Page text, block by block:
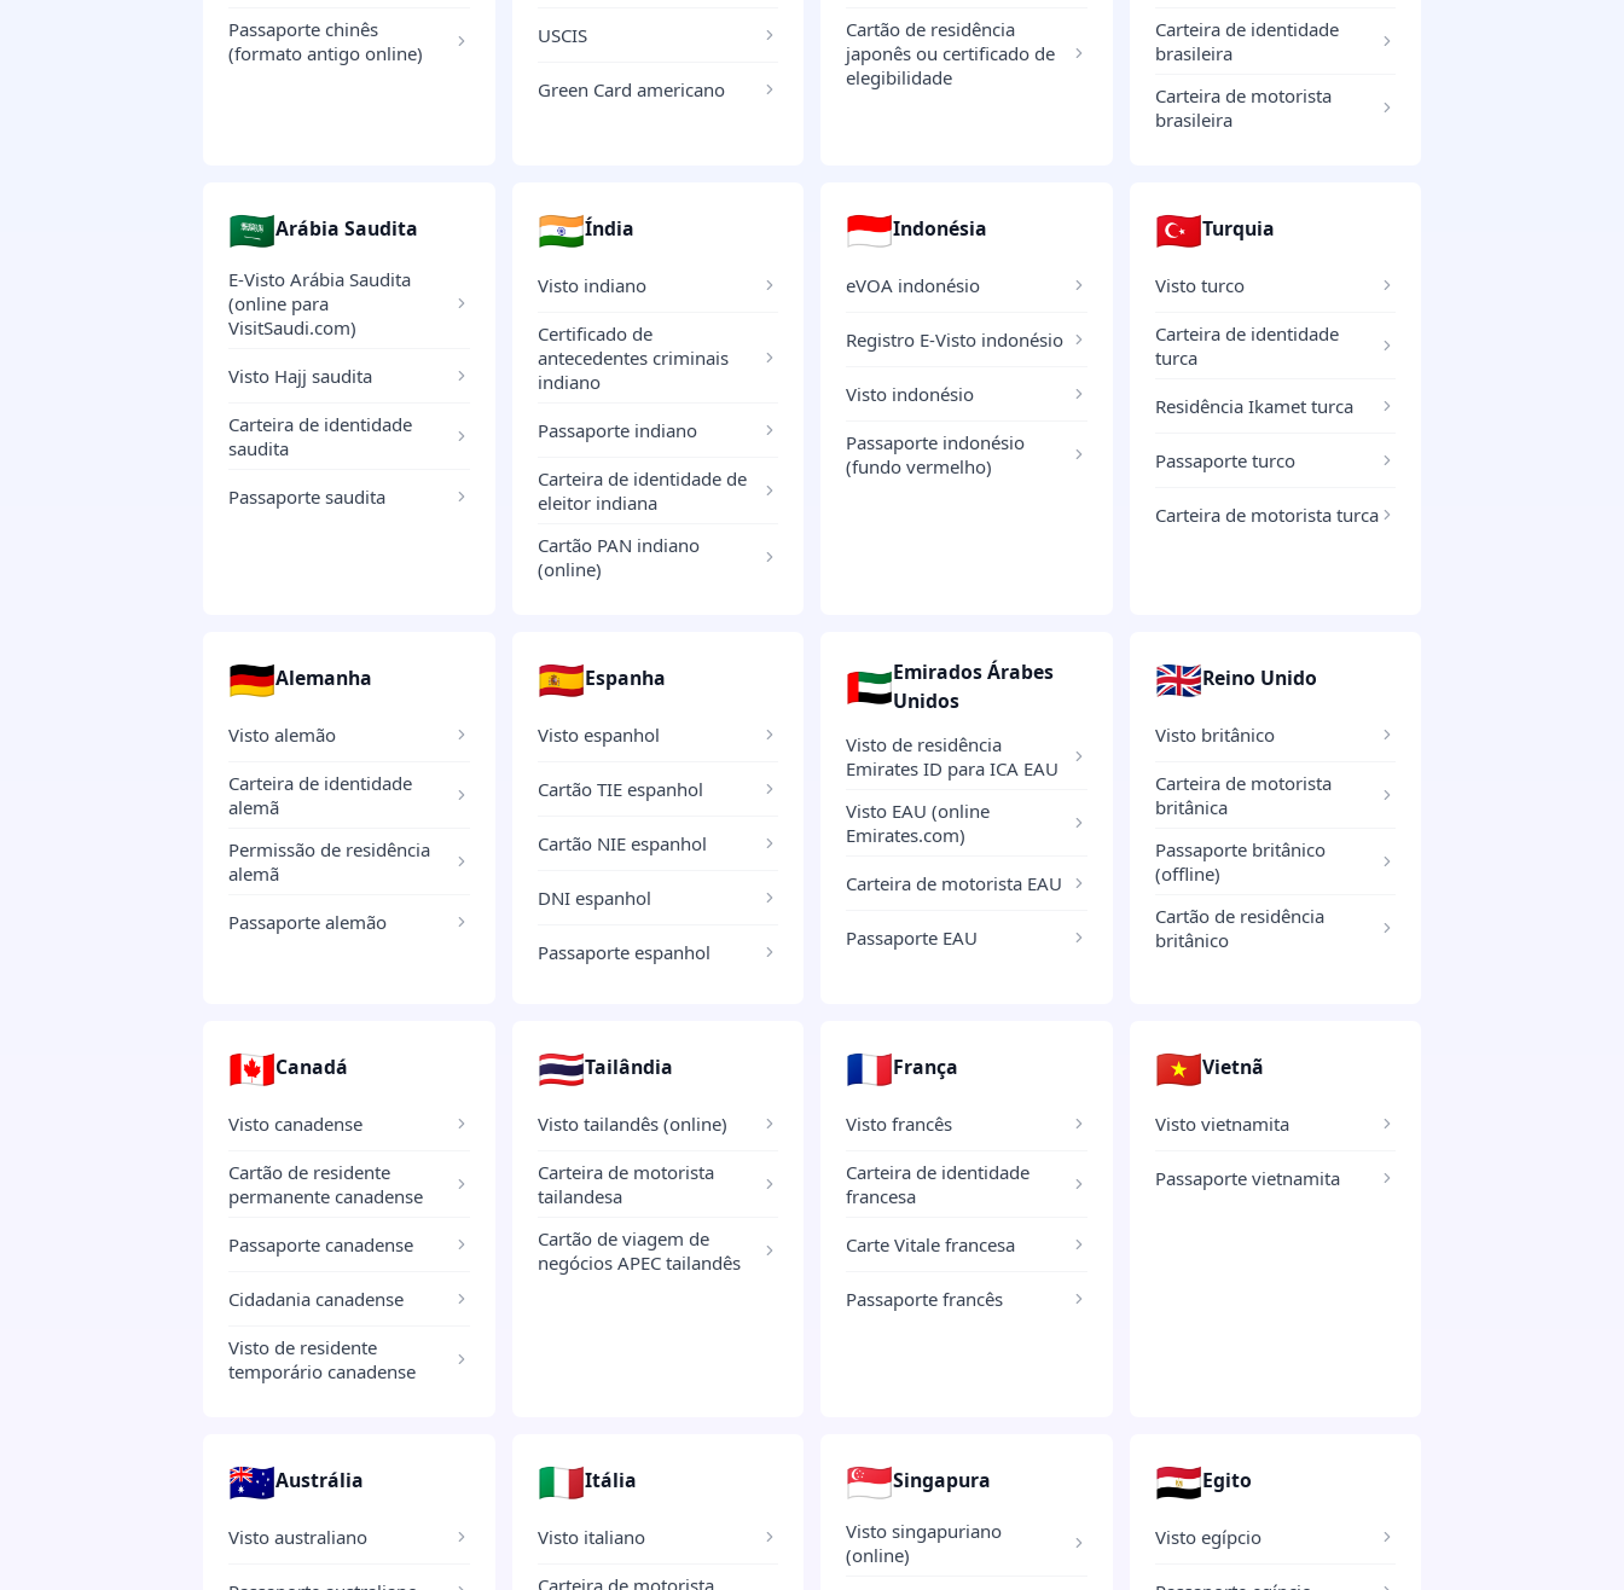
Passaporte chinês
(formato antigo online)
USCIS
Green Card americano
Cartão de residência
japonês ou certificado de
elegibilidade
Carteira de identidade
brasileira
Carteira de motorista
brasileira
🇸🇦Arábia Saudita
E-Visto Arábia Saudita
(online para
VisitSaudi.com)
Visto Hajj saudita
Carteira de identidade
saudita
Passaporte saudita
🇮🇳Índia
Visto indiano
Certificado de
antecedentes criminais
indiano
Passaporte indiano
Carteira de identidade de
eleitor indiana
Cartão PAN indiano
(online)
🇮🇩Indonésia
eVOA indonésio
Registro E-Visto indonésio
Visto indonésio
Passaporte indonésio
(fundo vermelho)
🇹🇷Turquia
Visto turco
Carteira de identidade
turca
Residência Ikamet turca
Passaporte turco
Carteira de motorista turca
🇩🇪Alemanha
Visto alemão
Carteira de identidade
alemã
Permissão de residência
alemã
Passaporte alemão
🇪🇸Espanha
Visto espanhol
Cartão TIE espanhol
Cartão NIE espanhol
DNI espanhol
Passaporte espanhol
🇦🇪Emirados Árabes
Unidos
Visto de residência
Emirates ID para ICA EAU
Visto EAU (online
Emirates.com)
Carteira de motorista EAU
Passaporte EAU
🇬🇧Reino Unido
Visto britânico
Carteira de motorista
britânica
Passaporte britânico
(offline)
Cartão de residência
britânico
🇨🇦Canadá
Visto canadense
Cartão de residente
permanente canadense
Passaporte canadense
Cidadania canadense
Visto de residente
temporário canadense
🇹🇭Tailândia
Visto tailandês (online)
Carteira de motorista
tailandesa
Cartão de viagem de
negócios APEC tailandês
🇫🇷França
Visto francês
Carteira de identidade
francesa
Carte Vitale francesa
Passaporte francês
🇻🇳Vietnã
Visto vietnamita
Passaporte vietnamita
🇦🇺Austrália
Visto australiano
🇮🇹Itália
Visto italiano
Carteira de motorista
🇸🇬Singapura
Visto singapuriano
(online)
🇪🇬Egito
Visto egípcio